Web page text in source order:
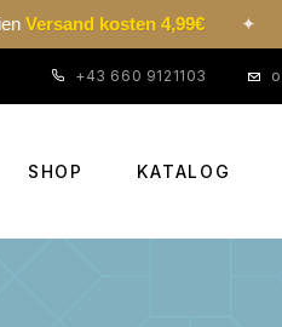
kosten 4,99€ ✦ 24h-
+43 660 9121103
SHOP KATALOG